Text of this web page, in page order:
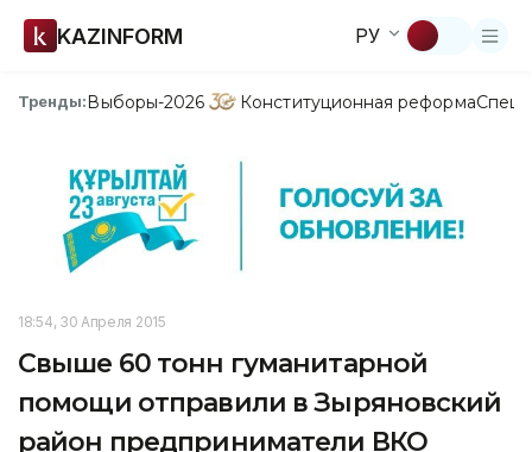
KAZINFORM РУ
Тренды:Выборы-2026 Конституционная реформа
18:54, 30 Апреля 2015
Свыше 60 тонн гуманитарной
помощи отправили в Зыряновский
район предприниматели ВКО